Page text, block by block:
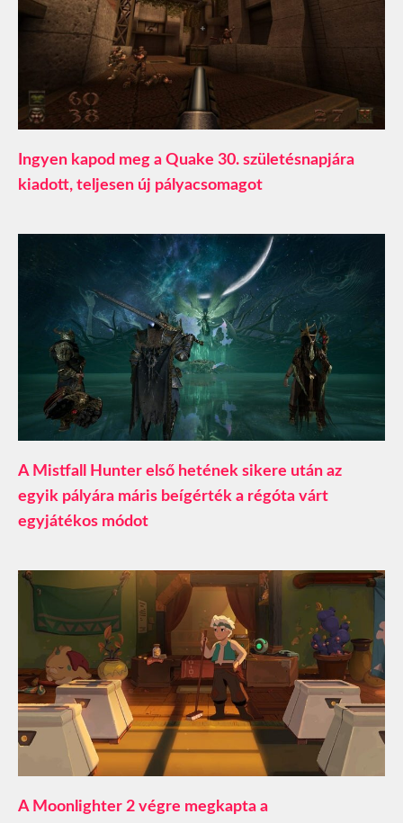
Ingyen kapod meg a Quake 30. születésnapjára
kiadott, teljesen új pályacsomagot
A Mistfall Hunter első hetének sikere után az
egyik pályára máris beígérték a régóta várt
egyjátékos módot
A Moonlighter 2 végre megkapta a